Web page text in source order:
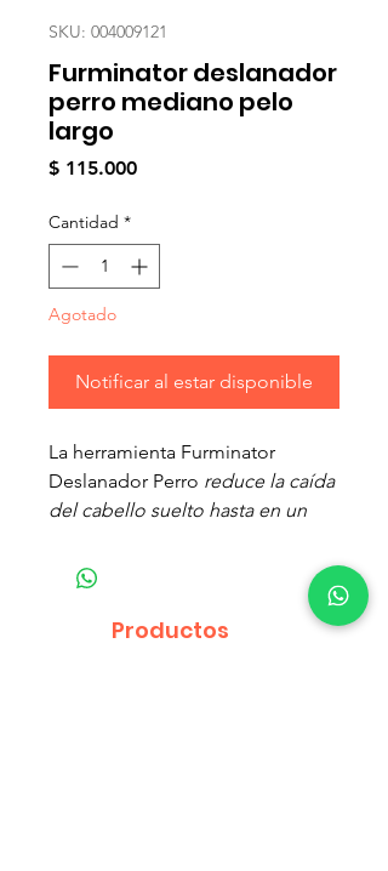
SKU: 004009121
Furminator deslanador
perro mediano pelo
largo
$ 115.000Precio
Cantidad *
Agotado
Notificar al estar disponible
La herramienta Furminator
Deslanador Perro reduce la caída
del cabello suelto hasta en un
pelo suelto de la muda.
Borde curvo para una
Productos